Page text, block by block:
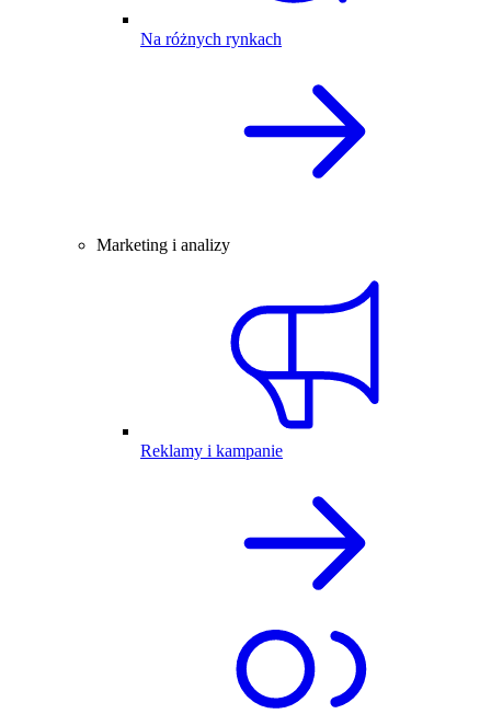
Na różnych rynkach
Marketing i analizy
Reklamy i kampanie